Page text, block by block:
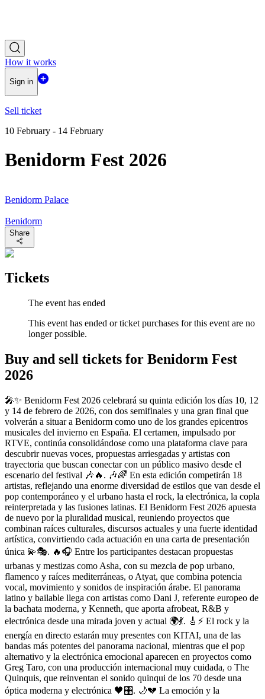
How it works
Sign in
Sell ticket
10 February - 14 February
Benidorm Fest 2026
Benidorm Palace
Benidorm
Share
Tickets
The event has ended
This event has ended or ticket purchases for this event are no
longer possible.
Buy and sell tickets for Benidorm Fest
2026
🎤✨ Benidorm Fest 2026 celebrará su quinta edición los días 10, 12
y 14 de febrero de 2026, con dos semifinales y una gran final que
volverán a situar a Benidorm como uno de los grandes epicentros
musicales del invierno en España. El certamen, impulsado por
RTVE, continúa consolidándose como una plataforma clave para
descubrir nuevas voces, propuestas arriesgadas y artistas con
trayectoria que buscan conectar con un público masivo desde el
escenario del festival 🎶🔥. 🎶🌈 En esta edición competirán 18
artistas, reflejando una enorme diversidad de estilos que van desde el
pop contemporáneo y el urbano hasta el rock, la electrónica, la copla
reinterpretada y las fusiones latinas. El Benidorm Fest 2026 apuesta
de nuevo por la pluralidad musical, reuniendo proyectos que
combinan raíces culturales, discursos actuales y una fuerte identidad
artística, convirtiendo cada actuación en una carta de presentación
única 💫🎭. 🔥🎧 Entre los participantes destacan propuestas
urbanas y mestizas como Asha, con su mezcla de pop urbano,
flamenco y raíces mediterráneas, o Atyat, que combina potencia
vocal, movimiento y sonidos de inspiración árabe. El panorama
latino y bailable llega con artistas como Dani J, referente europeo de
la bachata moderna, y Kenneth, que aporta afrobeat, R&B y
electrónica desde una mirada joven y actual 🌍💃. 🎸⚡ El rock y la
energía en directo estarán muy presentes con KITAI, una de las
bandas más potentes del panorama nacional, mientras que el pop
alternativo y la electrónica emocional aparecen en proyectos como
Greg Taro, con una producción internacional muy cuidada, o The
Quinquis, que reinventan el sonido quinqui de los 70 desde una
óptica moderna y electrónica 🖤🎛️. 🌙💔 La emoción y la